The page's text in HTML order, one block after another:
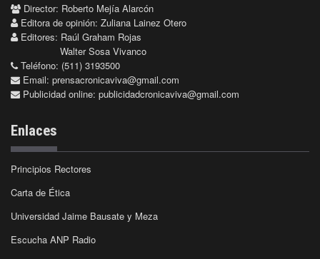
Director: Roberto Mejía Alarcón
Editora de opinión: Zuliana Lainez Otero
Editores: Raúl Graham Rojas
Walter Sosa Vivanco
Teléfono: (511) 3193500
Email: prensacronicaviva@gmail.com
Publicidad online: publicidadcronicaviva@gmail.com
Enlaces
Principios Rectores
Carta de Ética
Universidad Jaime Bausate y Meza
Escucha ANP Radio